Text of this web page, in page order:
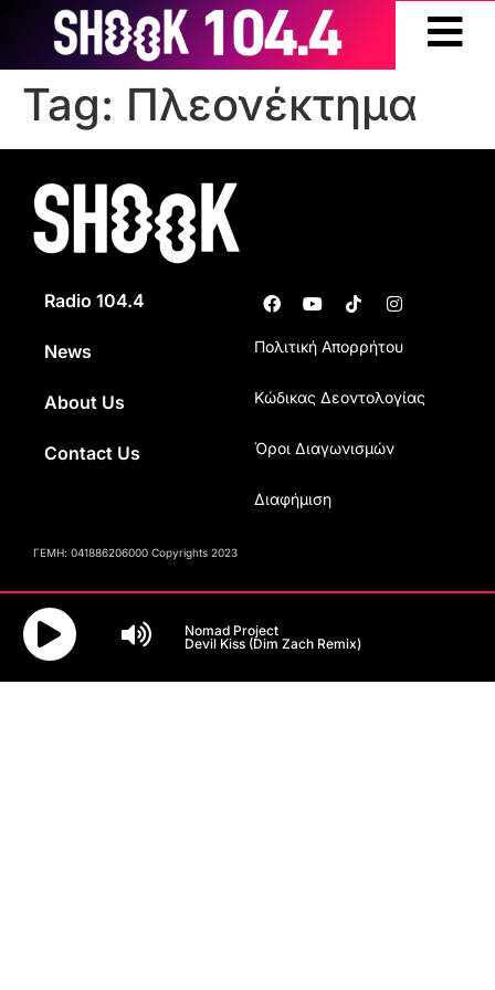
Tag: Πλεονέκτημα
Radio 104.4
News
About Us
Contact Us
Πολιτική Απορρήτου
Κώδικας Δεοντολογίας
Όροι Διαγωνισμών
Διαφήμιση
ΓΕΜΗ: 041886206000 Copyrights 2023
Nomad Project
Devil Kiss (Dim Zach Remix)